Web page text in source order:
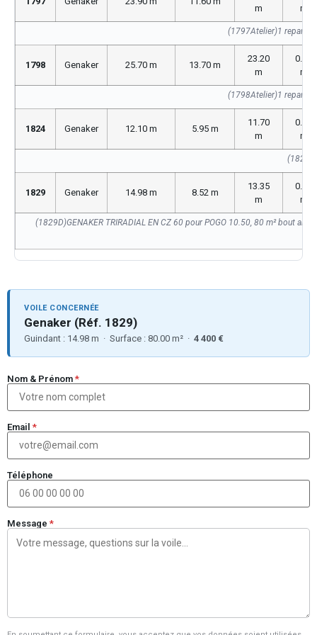
m
m
(1797Atelier)1
1798 Genaker 25.70 m 13.70 m
23.20
m
0.00
m
(1798Atelier)1
1824 Genaker 12.10 m 5.95 m
11.70
m
0.00
m
1829 Genaker 14.98 m 8.52 m
13.35
m
0.00
m
(1829D)GENAKER TRIRADIAL EN CZ 60 pour POGO 10.50, 80 m² bout
VOILE CONCERNÉE
Genaker (Réf. 1829)
Guindant : 14.98 m · Surface : 80.00 m² · 4 400 €
Nom & Prénom *
Email *
Téléphone
Message *